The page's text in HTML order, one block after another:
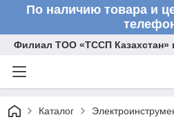
По наличию товара и
Филиал ТОО «ТССП Казахстан»
Каталог